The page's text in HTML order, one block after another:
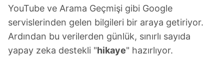
YouTube ve Arama Geçmişi gibi Google
servislerinden gelen bilgileri bir araya getiriyor.
Ardından bu verilerden günlük, sınırlı sayıda
yapay zeka destekli "hikaye" hazırlıyor.